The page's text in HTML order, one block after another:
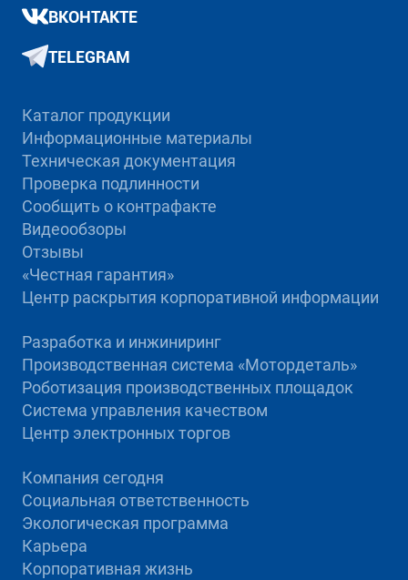
ВКОНТАКТЕ
TELEGRAM
Каталог продукции
Информационные материалы
Техническая документация
Проверка подлинности
Сообщить о контрафакте
Видеообзоры
Отзывы
«Честная гарантия»
Центр раскрытия корпоративной информации
Разработка и инжиниринг
Производственная система «Mотордеталь»
Роботизация производственных площадок
Система управления качеством
Центр электронных торгов
Компания сегодня
Социальная ответственность
Экологическая программа
Карьера
Корпоративная жизнь